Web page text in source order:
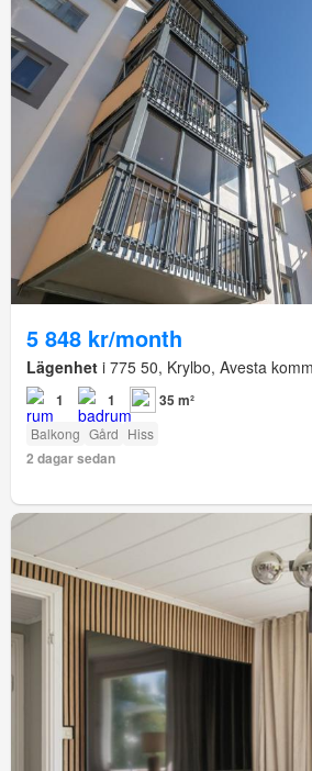
5 848 kr/month
Lägenhet i 775 50, Krylbo, Avesta
1 1 35 m²
Balkong Gård Hiss
2 dagar sedan